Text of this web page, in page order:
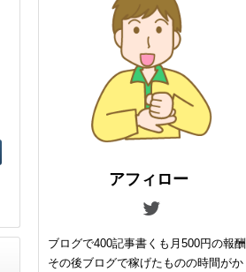
アフィロー
ブログで400記事書くも月500円の報酬
その後ブログで稼げたものの時間がか